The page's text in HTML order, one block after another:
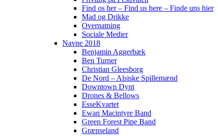
Find os her – Find us here – Finde uns hier
Mad og Drikke
Overnatning
Sociale Medier
Navne 2018
Benjamin Aggerbæk
Ben Turner
Christian Gleesborg
De Nord – Alsiske Spillemænd
Downtown Dynt
Drones & Bellows
EsseKvartet
Ewan Macintyre Band
Green Forest Pipe Band
Grænseland